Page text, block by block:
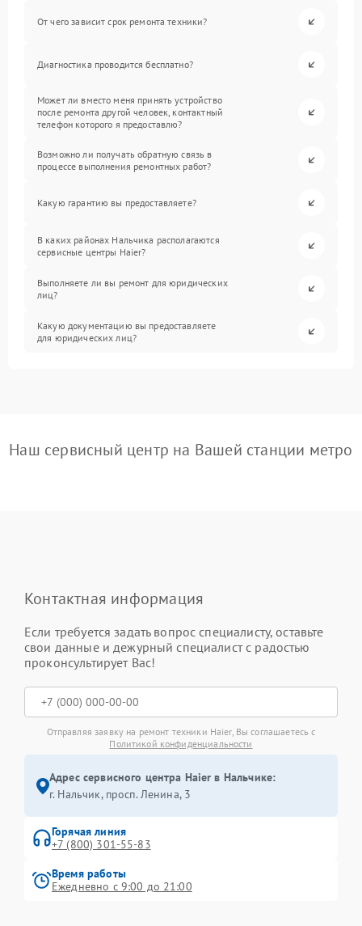
От чего зависит срок ремонта техники?
Диагностика проводится бесплатно?
Может ли вместо меня принять устройство
после ремонта другой человек, контактный
телефон которого я предоставлю?
Возможно ли получать обратную связь в
процессе выполнения ремонтных работ?
Какую гарантию вы предоставляете?
В каких районах Нальчика располагаются
сервисные центры Haier?
Выполняете ли вы ремонт для юридических
лиц?
Какую документацию вы предоставляете
для юридических лиц?
Наш сервисный центр на Вашей станции метро
Контактная информация
Если требуется задать вопрос специалисту, оставьте
свои данные и дежурный специалист с радостью
проконсультирует Вас!
Отправляя заявку на ремонт техники Haier, Вы соглашаетесь с
Политикой конфиденциальности
Адрес сервисного центра Haier в Нальчике:
г. Нальчик, просп. Ленина, 3
Горячая линия
+7 (800) 301-55-83
Время работы
Ежедневно с 9:00 до 21:00